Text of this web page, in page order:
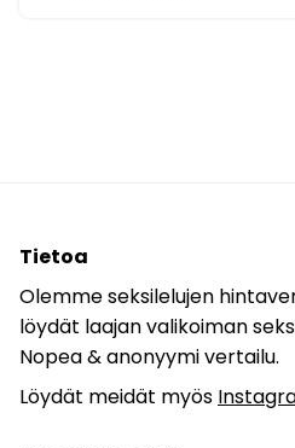
Tietoa
Olemme seksilelujen
löydät laajan valikoiman
Nopea & anonyymi vertailu.
Löydät meidät myös